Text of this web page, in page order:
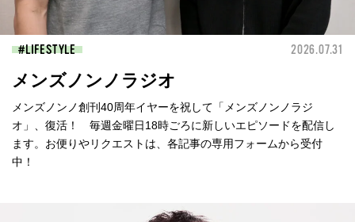
LIFESTYLE 2026.07.31
メンズノンノラジオ
メンズノンノ創刊40周年イヤーを祝して「メンズノンノラジ
オ」、復活！ 毎週金曜日18時ごろに新しいエピソードを配信し
ます。お便りやリクエストは、各記事の専用フォームから受付
中！